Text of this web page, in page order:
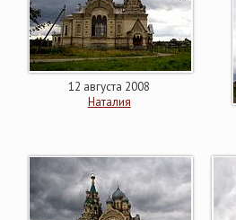
12 августа 2008
Наталия